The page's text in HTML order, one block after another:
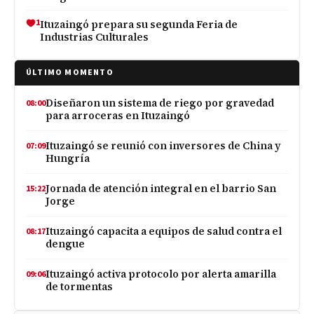
1Ituzaingó prepara su segunda Feria de
Industrias Culturales
ÚLTIMO MOMENTO
08:00Diseñaron un sistema de riego por gravedad
para arroceras en Ituzaingó
07:09Ituzaingó se reunió con inversores de China y
Hungría
15:22Jornada de atención integral en el barrio San
Jorge
08:17Ituzaingó capacita a equipos de salud contra el
dengue
09:06Ituzaingó activa protocolo por alerta amarilla
de tormentas